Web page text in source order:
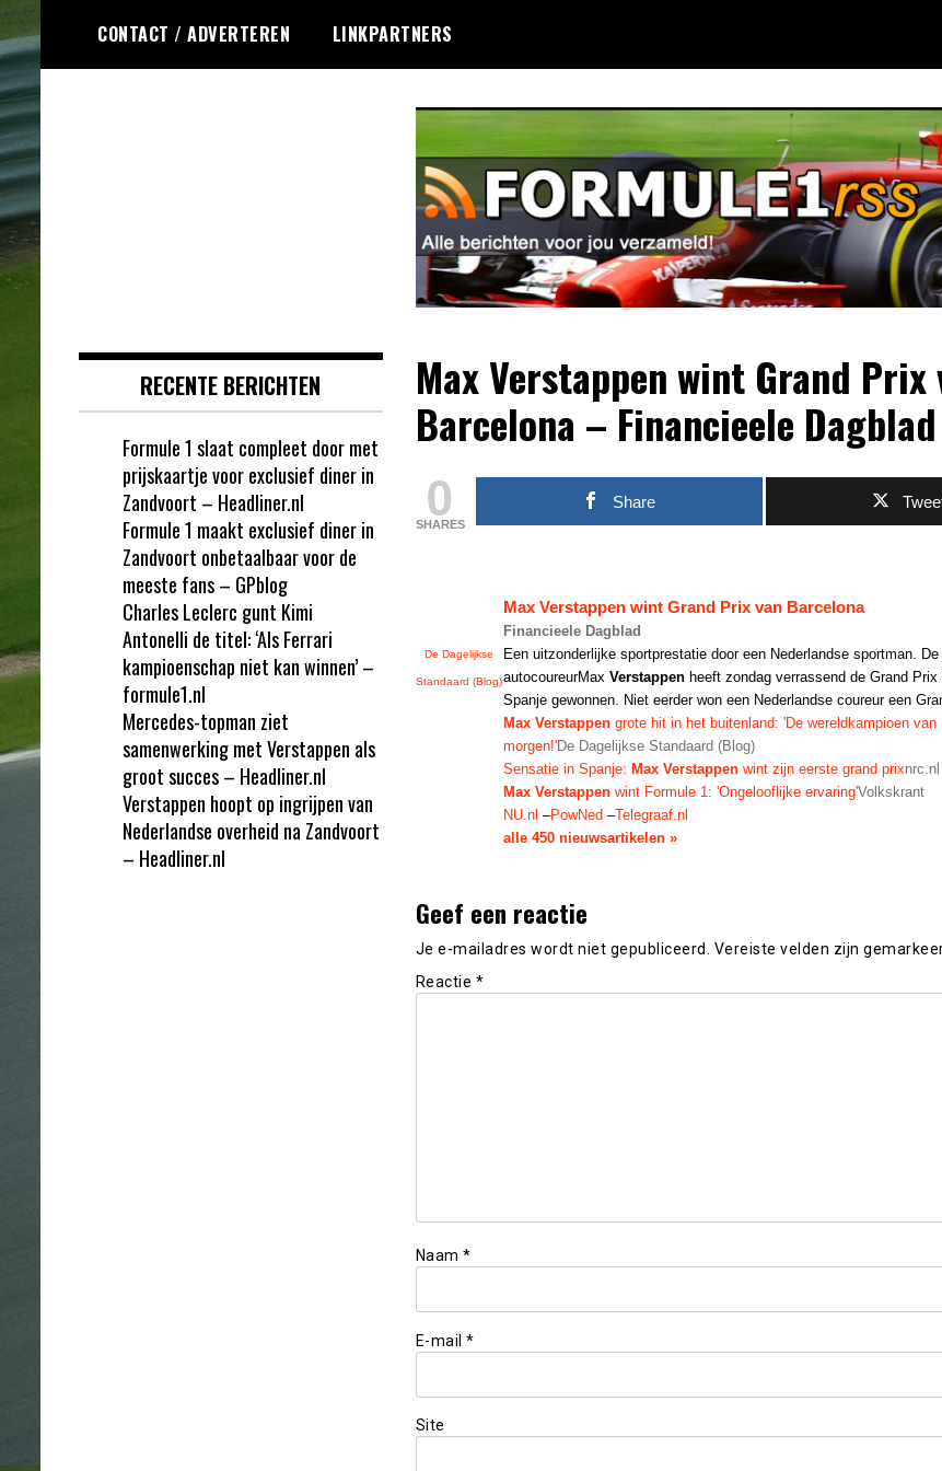
naar
de
inhoud
CONTACT / ADVERTEREN LINKPARTNERS
Max Verstappen wint Grand Prix
Barcelona – Financieele Dagblad
0
SHARES
Share
De Dagelijkse
Standaard (Blog)
Max Verstappenwint Grand Prix van Barcelona
Financieele Dagblad
Een uitzonderlijke sportprestatie door een Nederlandse sportman. De
autocoureurMax Verstappenheeft zondag verrassend de Grand Prix
Spanje gewonnen. Niet eerder won een Nederlandse coureur een
Max Verstappengrote hit in het buitenland: 'De wereldkampioen van
morgen!'De Dagelijkse Standaard (Blog)
Sensatie in Spanje: Max Verstappenwint zijn eerste grand prixnrc.nl
Max Verstappenwint Formule 1: 'Ongelooflijke ervaring'Volkskrant
NU.nl –PowNed –Telegraaf.nl
alle 450 nieuwsartikelen »
Geef een reactie
Je e-mailadres wordt niet gepubliceerd. Vereiste velden zijn
Reactie *
Naam *
E-mail *
Site
RECENTE BERICHTEN
Formule 1 slaat compleet door met
prijskaartje voor exclusief diner in
Zandvoort – Headliner.nl
Formule 1 maakt exclusief diner in
Zandvoort onbetaalbaar voor de
meeste fans – GPblog
Charles Leclerc gunt Kimi
Antonelli de titel: ‘Als Ferrari
kampioenschap niet kan winnen’ –
formule1.nl
Mercedes-topman ziet
samenwerking met Verstappen als
groot succes – Headliner.nl
Verstappen hoopt op ingrijpen van
Nederlandse overheid na Zandvoort
– Headliner.nl